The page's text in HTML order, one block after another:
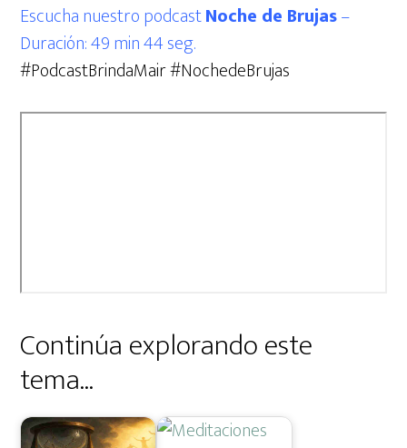
Escucha nuestro podcastNoche de Brujas–
Duración: 49 min 44 seg.
#PodcastBrindaMair #NochedeBrujas
Continúa explorando este
tema...